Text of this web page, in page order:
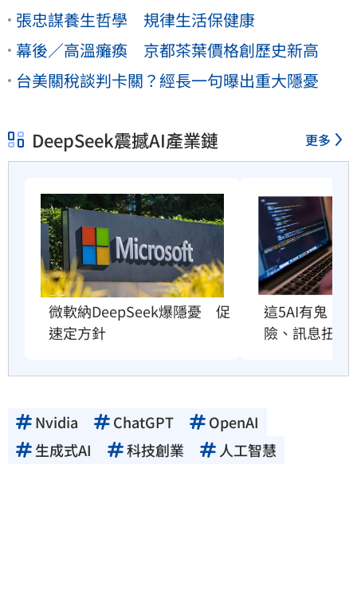
張忠謀養生哲學 規律生活保健康
幕後／高溫癱瘓 京都茶葉價格創歷史新高
台美關稅談判卡關？經長一句曝出重大隱憂
DeepSeek震撼AI產業鏈 更多
微軟納DeepSeek爆隱憂　促
速定方針
這5AI有鬼！
險、訊息扭曲
Nvidia ChatGPT
OpenAI
生成式AI
科技創業 人工智慧